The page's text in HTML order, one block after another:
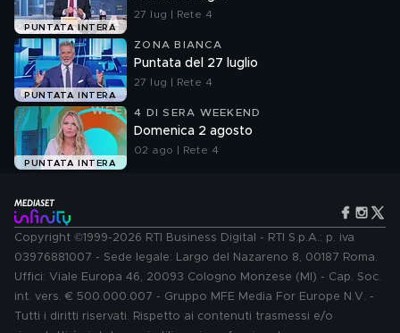
PUNTATA INTERA
27 lug | Rete 4
PUNTATA INTERA
ZONA BIANCA
Puntata del 27 luglio
27 lug | Rete 4
PUNTATA INTERA
4 DI SERA WEEKEND
Domenica 2 agosto
02 ago | Rete 4
Copyright ©1999-2026 RTI Business Digital - RTI S.p.A.: p. iva
03976881007 - Sede legale: Largo del Nazareno 8, 00187 Roma.
Uffici: Viale Europa 46, 20093 Cologno Monzese (MI) - Cap. Soc.
int. vers. € 500.000.007 - Gruppo MFE Media For Europe N.V. -
Tutti i diritti riservati. Rispetto ai contenuti trasmessi e/o